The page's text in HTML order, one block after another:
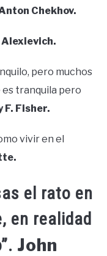
Chekhov.
pero muchos
es tranquila pero
F. Fisher.
vivir en el
el rato en
en realidad
John